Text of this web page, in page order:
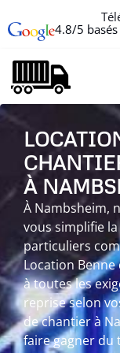
4.8/5
À
À Nambsheim,
vous simplifie
particuliers
Location
à toutes les
reprise selon
de chantier à
faire gagner du